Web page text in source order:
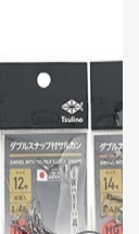
する
り、全体的
品